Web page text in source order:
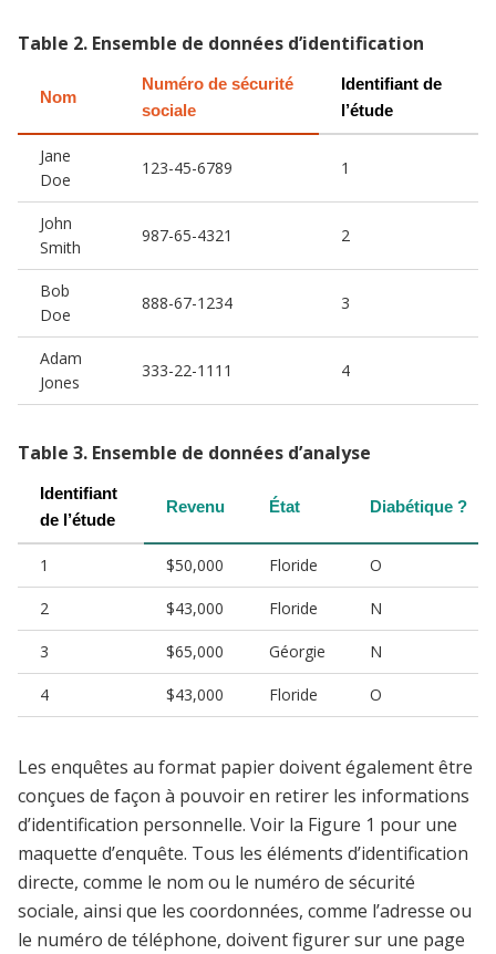
Table 2. Ensemble de données d’identification
Nom
Numéro de sécurité
sociale
Identifiant de
l’étude
Jane
Doe
123-45-6789 1
John
Smith
987-65-4321 2
Bob
Doe
888-67-1234 3
Adam
Jones
333-22-1111 4
Table 3. Ensemble de données d’analyse
Identifiant
de l’étude
Revenu État Diabétique ?
1 $50,000 Floride O
2 $43,000 Floride N
3 $65,000 Géorgie N
4 $43,000 Floride O
Les enquêtes au format papier doivent également être
conçues de façon à pouvoir en retirer les informations
d’identification personnelle. Voir la Figure 1 pour une
maquette d’enquête. Tous les éléments d’identification
directe, comme le nom ou le numéro de sécurité
sociale, ainsi que les coordonnées, comme l’adresse ou
le numéro de téléphone, doivent figurer sur une page